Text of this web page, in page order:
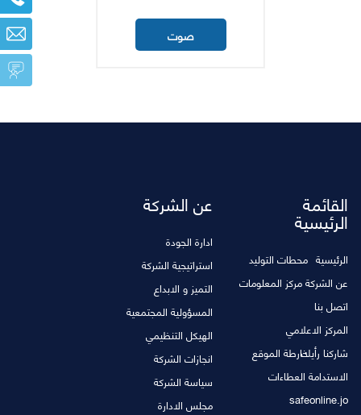
القائمة
الرئيسية
الرئيسية محطات التوليد
عن الشركةمركز المعلومات
اتصل بنا
المركز الاعلامي
شاركنا رأيكخارطة الموقع
الاستدامة العطاءات
safeonline.jo
عن الشركة
ادارة الجودة
استراتيجية الشركة
التميز و الابداع
المسؤولية المجتمعية
الهيكل التنظيمي
انجازات الشركة
سياسة الشركة
مجلس الادارة